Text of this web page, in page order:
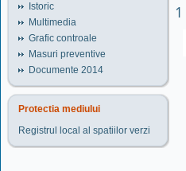
Istoric
Multimedia
Grafic controale
Masuri preventive
Documente 2014
Protectia mediului
Registrul local al spatiilor verzi
1